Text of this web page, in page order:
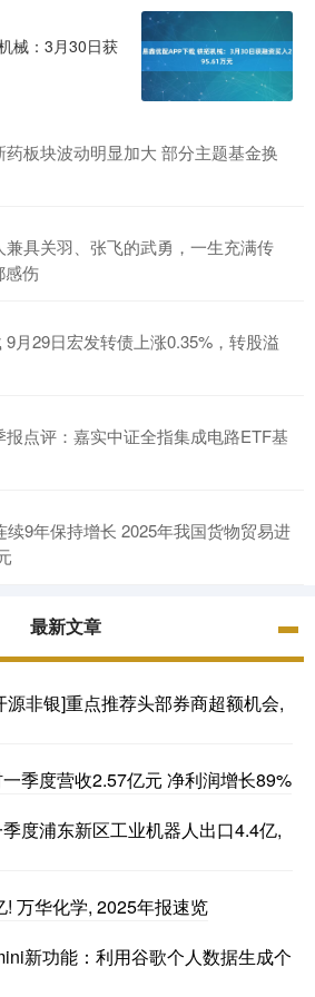
械：3月30日获
板块波动明显加大 部分主题基金换
具关羽、张飞的武勇，一生充满传
感伤
月29日宏发转债上涨0.35%，转股溢
报点评：嘉实中证全指集成电路ETF基
续9年保持增长 2025年我国货物贸易进
最新文章
源非银]重点推荐头部券商超额机会,
季度营收2.57亿元 净利润增长89%
度浦东新区工业机器人出口4.4亿,
万华化学, 2025年报速览
新功能：利用谷歌个人数据生成个